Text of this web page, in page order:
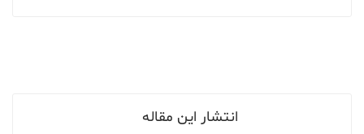
انتشار این مقاله